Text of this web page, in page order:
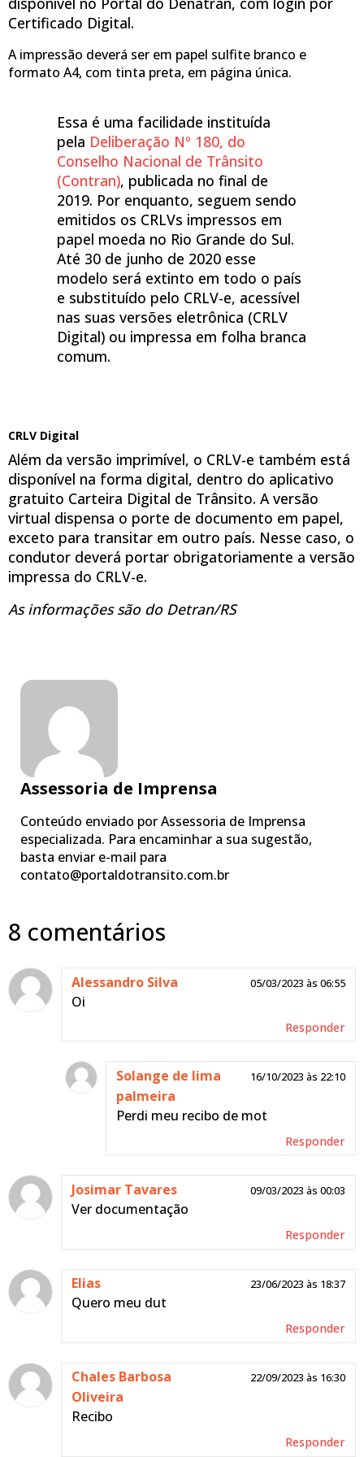
Certificado Digital.
A impressão deverá ser em papel sulfite branco e
formato A4, com tinta preta, em página única.
Essa é uma facilidade instituída
pela Deliberação Nº 180, do
Conselho Nacional de Trânsito
(Contran), publicada no final de
2019. Por enquanto, seguem sendo
emitidos os CRLVs impressos em
papel moeda no Rio Grande do Sul.
Até 30 de junho de 2020 esse
modelo será extinto em todo o país
e substituído pelo CRLV-e, acessível
nas suas versões eletrônica (CRLV
Digital) ou impressa em folha branca
comum.
CRLV Digital
Além da versão imprimível, o CRLV-e também está
disponível na forma digital, dentro do aplicativo
gratuito Carteira Digital de Trânsito. A versão
virtual dispensa o porte de documento em papel,
exceto para transitar em outro país. Nesse caso, o
condutor deverá portar obrigatoriamente a versão
impressa do CRLV-e.
As informações são do Detran/RS
Assessoria de Imprensa
Conteúdo enviado por Assessoria de Imprensa
especializada. Para encaminhar a sua sugestão,
basta enviar e-mail para
contato@portaldotransito.com.br
8 comentários
Alessandro Silva 05/03/2023 às 06:55
Oi
Responder
Solange de lima
palmeira
16/10/2023 às 22:10
Perdi meu recibo de mot
Responder
Josimar Tavares 09/03/2023 às 00:03
Ver documentação
Responder
Elias 23/06/2023 às 18:37
Quero meu dut
Responder
Chales Barbosa
Oliveira
22/09/2023 às 16:30
Recibo
Responder